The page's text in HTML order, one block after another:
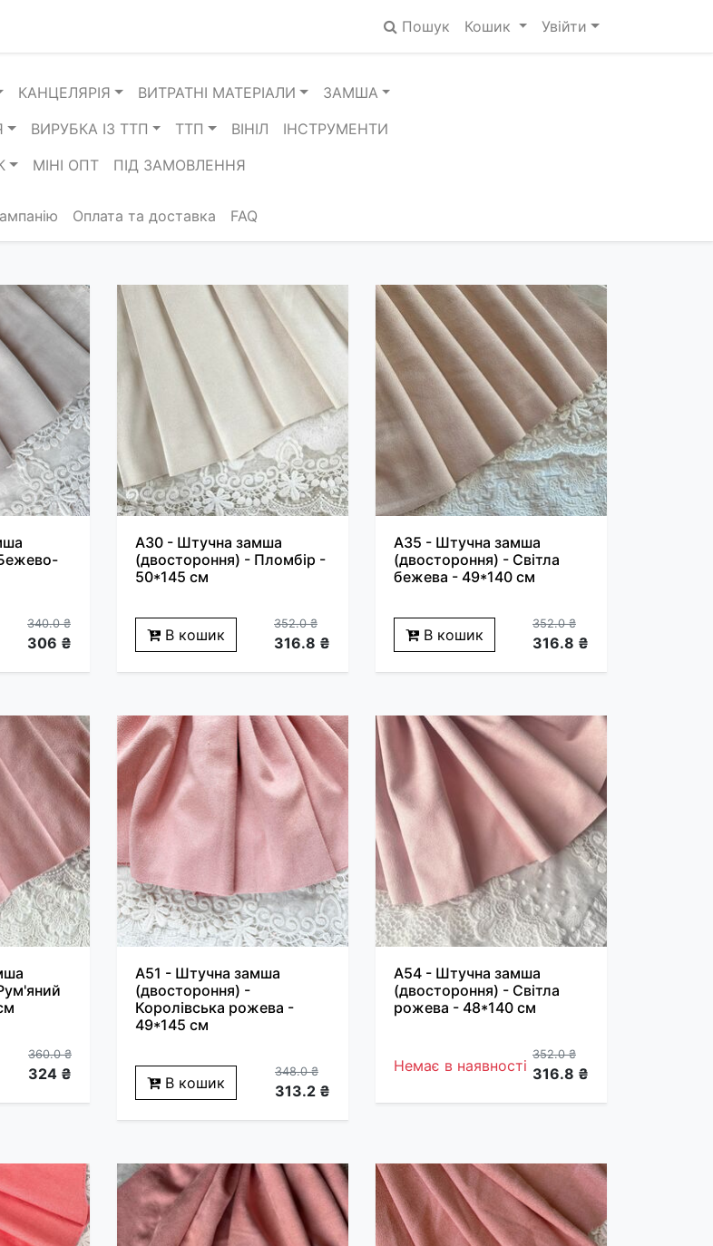
Пошук Кошик Увійти
КАНЦЕЛЯРІЯ ВИТРАТНІ МАТЕРІАЛИ
ЗАМША
ВИРУБКА ІЗ ТТП ТТП ВІНІЛ
ІНСТРУМЕНТИ
МІНІ ОПТ ПІД ЗАМОВЛЕННЯ
Оплата та доставка FAQ
340.0 ₴
306 ₴
A30 - Штучна замша
(двостороння) - Пломбір -
50*145 см
В кошик
352.0 ₴
316.8 ₴
A35 - Штучна замша
(двостороння) - Світла
бежева - 49*140 см
В кошик
352.0 ₴
316.8 ₴
360.0 ₴
324 ₴
A51 - Штучна замша
(двостороння) -
Королівська рожева -
49*145 см
В кошик
348.0 ₴
313.2 ₴
A54 - Штучна замша
(двостороння) - Світла
рожева - 48*140 см
Немає в наявності
352.0 ₴
316.8 ₴